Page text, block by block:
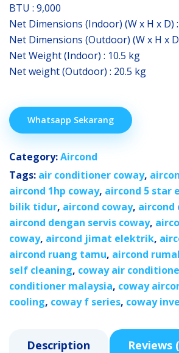
BTU : 9,000
Net Dimensions (Indoor) (W x H x D)
Net Dimensions (Outdoor) (W x H x
Net Weight (Indoor) : 10.5 kg
Net weight (Outdoor) : 20.5 kg
Whatsapp Sekarang
Category:Aircond
Tags: air conditioner coway,
aircond 1hp coway, aircond 5 star
bilik tidur, aircond coway, aircond
aircond dengan servis coway,
coway, aircond jimat elektrik,
aircond ruang tamu, aircond
self cleaning, coway air
conditioner malaysia, coway
cooling, coway f series, coway
Description Reviews